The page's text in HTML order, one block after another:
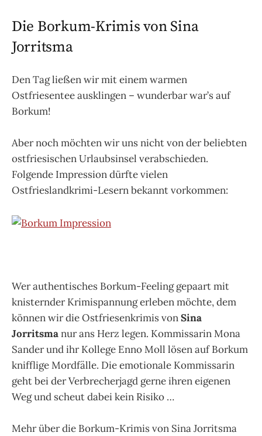
Die Borkum-Krimis von Sina
Jorritsma
Den Tag ließen wir mit einem warmen
Ostfriesentee ausklingen – wunderbar war’s auf
Borkum!
Aber noch möchten wir uns nicht von der beliebten
ostfriesischen Urlaubsinsel verabschieden.
Folgende Impression dürfte vielen
Ostfrieslandkrimi-Lesern bekannt vorkommen:
Wer authentisches Borkum-Feeling gepaart mit
knisternder Krimispannung erleben möchte, dem
können wir die Ostfriesenkrimis vonSina
Jorritsmanur ans Herz legen. Kommissarin Mona
Sander und ihr Kollege Enno Moll lösen auf Borkum
knifflige Mordfälle. Die emotionale Kommissarin
geht bei der Verbrecherjagd gerne ihren eigenen
Weg und scheut dabei kein Risiko …
Mehr über die Borkum-Krimis von Sina Jorritsma